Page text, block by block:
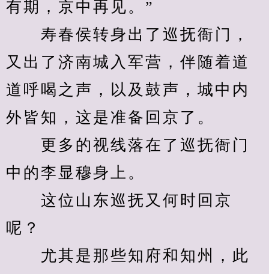
有期，京中再见。”
寿春侯转身出了巡抚衙门，
又出了济南城入军营，伴随着道
道呼喝之声，以及鼓声，城中内
外皆知，这是准备回京了。
更多的视线落在了巡抚衙门
中的李显穆身上。
这位山东巡抚又何时回京
呢？
尤其是那些知府和知州，此